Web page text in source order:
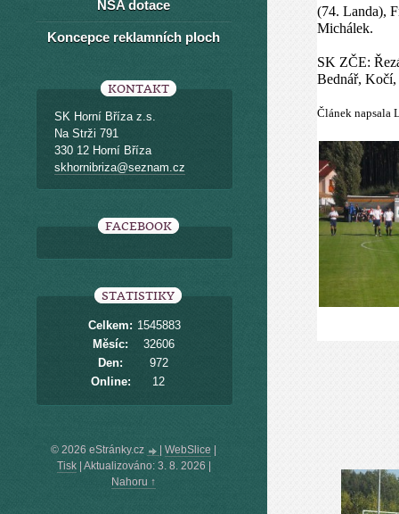
(74. Landa),
Michálek.
SK ZČE:
Bednář, Kočí,
Článek napsala
NSA dotace
Koncepce reklamních ploch
KONTAKT
SK Horní Bříza z.s.
Na Strži 791
330 12 Horní Bříza
skhornibriza@seznam.cz
FACEBOOK
STATISTIKY
Online: 12
Celkem: 1545883
Měsíc:
32606
Den:
972
© 2026 eStránky.cz WebSlice
Tisk| Aktualizováno: 3. 8. 2026
Nahoru ↑